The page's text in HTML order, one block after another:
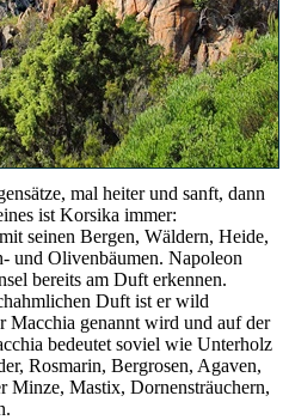
mal heiter und sanft, dann
ist Korsika immer:
seinen Bergen, Wäldern, Heide,
und Olivenbäumen. Napoleon
bereits am Duft erkennen.
Duft ist er wild
Macchia genannt wird und auf der
bedeutet soviel wie Unterholz
Rosmarin, Bergrosen, Agaven,
Minze, Mastix, Dornensträuchern,